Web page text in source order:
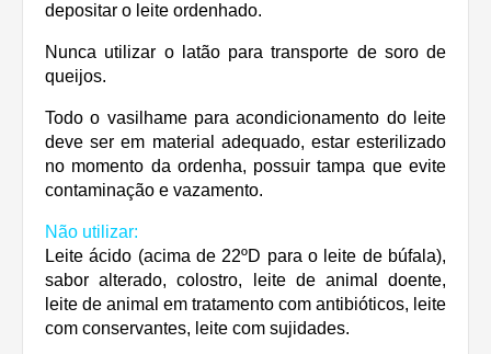
depositar o leite ordenhado.
Nunca utilizar o latão para transporte de soro de
queijos.
Todo o vasilhame para acondicionamento do leite
deve ser em material adequado, estar esterilizado
no momento da ordenha, possuir tampa que evite
contaminação e vazamento.
Não utilizar:
Leite ácido (acima de 22ºD para o leite de búfala),
sabor alterado, colostro, leite de animal doente,
leite de animal em tratamento com antibióticos, leite
com conservantes, leite com sujidades.